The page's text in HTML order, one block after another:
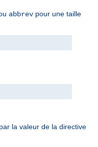
abbrev pour une taille
la valeur de la directive